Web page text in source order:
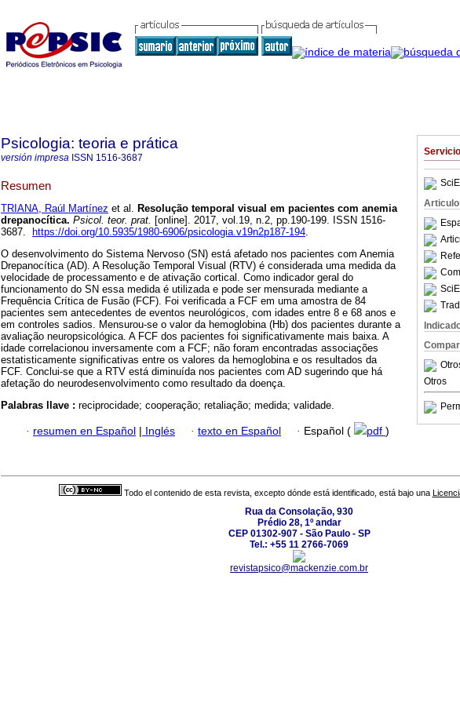
Articulo
Otros
Psicologia: teoria e prática
versión impresa ISSN 1516-3687
Resumen
TRIANA, Raúl Martínez et al. Resolução temporal visual em pacientes com anemia
drepanocítica. Psicol. teor. prat. [online]. 2017, vol.19, n.2, pp.190-199. ISSN 1516-
3687.
https://doi.org/10.5935/1980-6906/psicologia.v19n2p187-194.
O desenvolvimento do Sistema Nervoso (SN) está afetado nos pacientes com Anemia
Drepanocítica (AD). A Resolução Temporal Visual (RTV) é considerada uma medida da
velocidade de processamento e de ativação cortical. Como indicador geral do
funcionamento do SN essa medida é utilizada e pode ser mensurada mediante a
Frequência Crítica de Fusão (FCF). Foi verificada a FCF em uma amostra de 84
pacientes sem antecedentes de eventos neurológicos, com idades entre 8 e 68 anos e
em controles sadios. Mensurou-se o valor da hemoglobina (Hb) dos pacientes durante a
avaliação neuropsicológica. A FCF dos pacientes foi significativamente mais baixa. A
idade correlacionou inversamente com a FCF; não foram encontradas associações
estatisticamente significativas entre os valores da hemoglobina e os resultados da
FCF. Conclui-se que a RTV está diminuída nos pacientes com AD sugerindo que há
afetação do neurodesenvolvimento como resultado da doença.
Palabras llave : reciprocidade; cooperação; retaliação; medida; validade.
· resumen en Español | Inglés · texto en Español · Español ( pdf )
Todo el contenido de esta revista, excepto dónde está identificado, está bajo una
Rua da Consolação, 930
Prédio 28, 1º andar
CEP 01302-907 - São Paulo - SP
Tel.: +55 11 2766-7069
revistapsico@mackenzie.com.br